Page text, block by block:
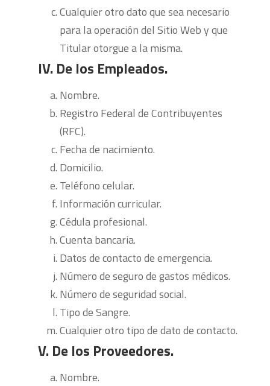
Cualquier otro dato que sea necesario
para la operación del Sitio Web y que
Titular otorgue a la misma.
IV. De los Empleados.
Nombre.
Registro Federal de Contribuyentes
(RFC).
Fecha de nacimiento.
Domicilio.
Teléfono celular.
Información curricular.
Cédula profesional.
Cuenta bancaria.
Datos de contacto de emergencia.
Número de seguro de gastos médicos.
Número de seguridad social.
Tipo de Sangre.
Cualquier otro tipo de dato de contacto.
V. De los Proveedores.
Nombre.